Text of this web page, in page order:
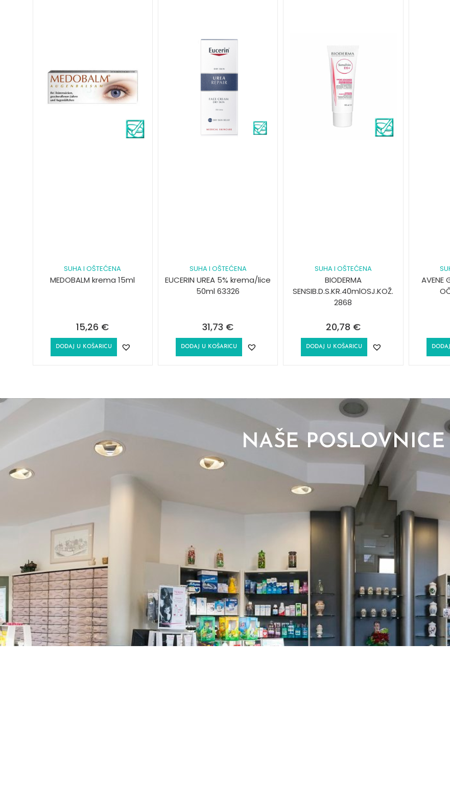
SUHA I OŠTEĆENA
MEDOBALM krema 15ml
15,26 €
DODAJ U KOŠARICU
SUHA I OŠTEĆENA
EUCERIN UREA 5% krema/lice
50ml 63326
31,73 €
DODAJ U KOŠARICU
SUHA I OŠTEĆENA
BIODERMA
SENSIB.D.S.KR.40mlOSJ.KOŽ.
2868
20,78 €
DODAJ U KOŠARICU
AVENE
NAŠE POSLOVNICE